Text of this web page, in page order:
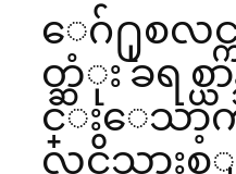
ေဂ်႐ုစလင္
တ္ဆံုး ခရစ္ယ
င္းေသာ့ကုိ
လင္မိသား